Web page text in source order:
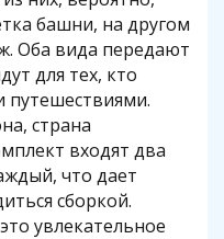
башни, на другом
Оба вида передают
для тех, кто
путешествиями.
страна
входят два
что дает
сборкой.
увлекательное